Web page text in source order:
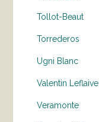
Tollot-Beaut
Torrederos
Ugni Blanc
Valentin Leflaive
Veramonte